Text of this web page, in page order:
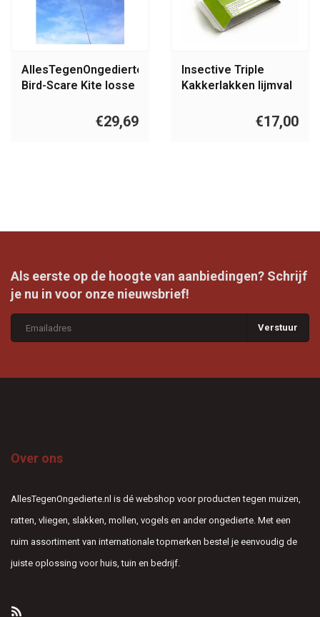
AllesTegenOngedierte.nl
Bird-Scare Kite losse
€29,69
Insective Triple
Kakkerlakken lijmval
€17,00
Als eerste op de hoogte van aanbiedingen? Schrijf
je nu in voor onze nieuwsbrief!
Verstuur
Over ons
AllesTegenOngedierte.nl is dé webshop voor producten tegen muizen,
ratten, vliegen, slakken, mollen, vogels en ander ongedierte. Met een
ruim assortiment van internationale topmerken bestel je eenvoudig de
juiste oplossing voor huis, tuin en bedrijf.